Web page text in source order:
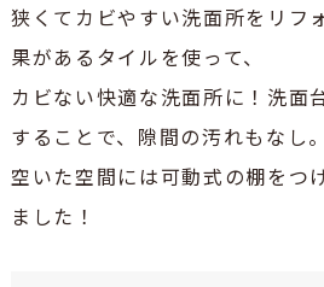
狭くてカビやすい洗面所をリフ
果があるタイルを使って、
カビない快適な洗面所に！洗面
することで、隙間の汚れもなし。
空いた空間には可動式の棚をつ
ました！